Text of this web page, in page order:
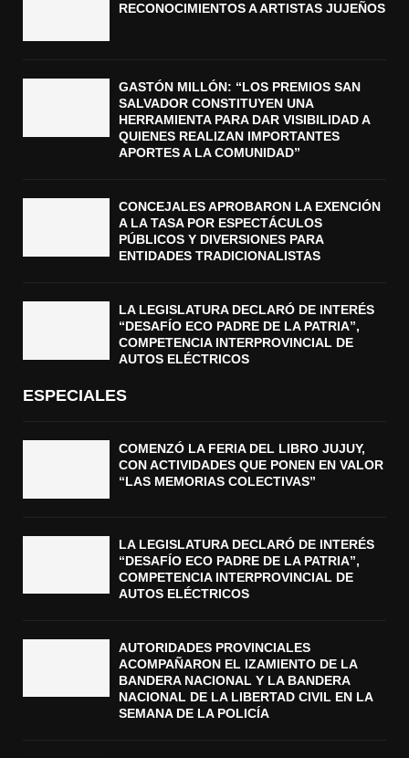
RECONOCIMIENTOS A ARTISTAS JUJEÑOS
GASTÓN MILLÓN: “LOS PREMIOS SAN
SALVADOR CONSTITUYEN UNA
HERRAMIENTA PARA DAR VISIBILIDAD A
QUIENES REALIZAN IMPORTANTES
APORTES A LA COMUNIDAD”
CONCEJALES APROBARON LA EXENCIÓN
A LA TASA POR ESPECTÁCULOS
PÚBLICOS Y DIVERSIONES PARA
ENTIDADES TRADICIONALISTAS
LA LEGISLATURA DECLARÓ DE INTERÉS
“DESAFÍO ECO PADRE DE LA PATRIA”,
COMPETENCIA INTERPROVINCIAL DE
AUTOS ELÉCTRICOS
ESPECIALES
COMENZÓ LA FERIA DEL LIBRO JUJUY,
CON ACTIVIDADES QUE PONEN EN VALOR
“LAS MEMORIAS COLECTIVAS”
LA LEGISLATURA DECLARÓ DE INTERÉS
“DESAFÍO ECO PADRE DE LA PATRIA”,
COMPETENCIA INTERPROVINCIAL DE
AUTOS ELÉCTRICOS
AUTORIDADES PROVINCIALES
ACOMPAÑARON EL IZAMIENTO DE LA
BANDERA NACIONAL Y LA BANDERA
NACIONAL DE LA LIBERTAD CIVIL EN LA
SEMANA DE LA POLICÍA